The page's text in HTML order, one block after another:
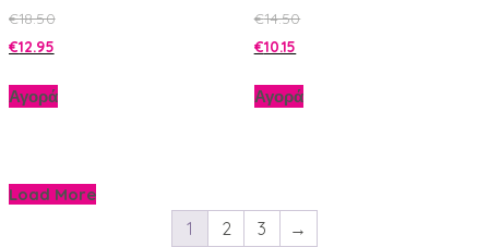
€18.50
€12.95
Αγορά
€14.50
€10.15
Αγορά
Load More
1 2 3 →